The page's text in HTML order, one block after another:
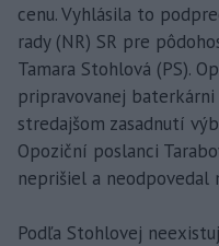
cenu. Vyhlásila to
rady (NR) SR pre
Tamara Stohlová (PS).
pripravovanej
stredajšom zasadnutí
Opoziční poslanci
neprišiel a neodpovedal
Podľa Stohlovej